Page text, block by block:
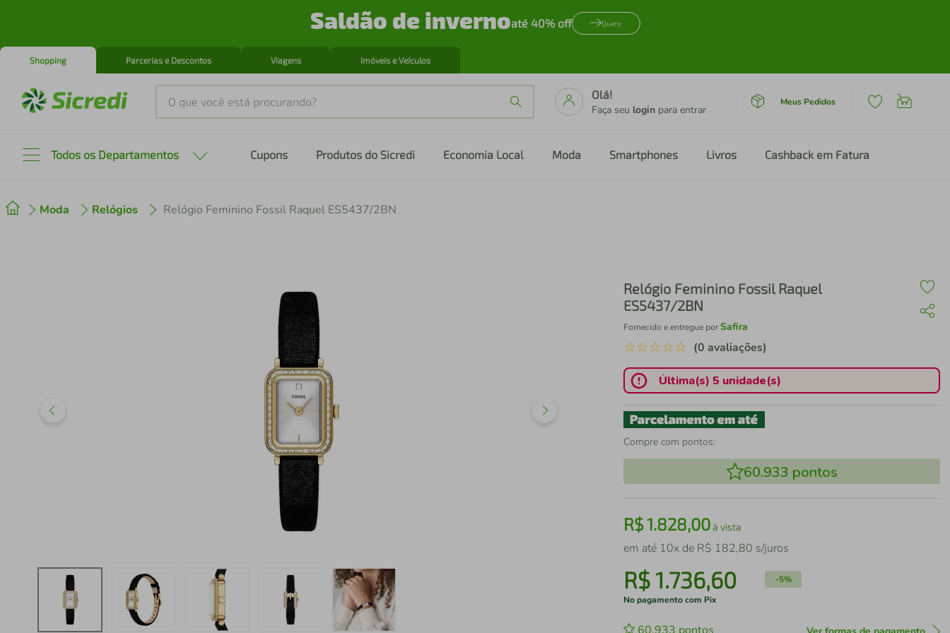
Saldão de invernoaté 40% off Quero
Shopping Parcerias e Descontos Viagens Imóveis e Veículos
O que você está procurando?
Olá!
Faça seu login para entrar
Meus Pedidos
Todos os Departamentos Cupons Produtos do Sicredi Economia Local Moda Smartphones Livros Cashback em Fatura
Moda Relógios Relógio Feminino Fossil Raquel ES5437/2BN
Relógio Feminino Fossil Raquel
ES5437/2BN
Fornecido e entregue porSafira
☆☆☆☆☆ (0 avaliações)
Última(s) 5 unidade(s)
Compre com pontos:
60.933 pontos
R$1.828,00à vista
em até 10x de R$ 182,80 s/juros
R$1.736,60 -5%
No pagamento com Pix
cafeteira